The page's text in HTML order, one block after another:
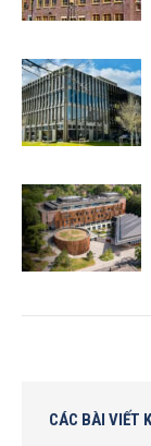
CÁC BÀI VIẾT